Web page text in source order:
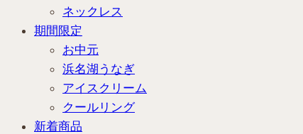
ネックレス
期間限定
お中元
浜名湖うなぎ
アイスクリーム
クールリング
新着商品